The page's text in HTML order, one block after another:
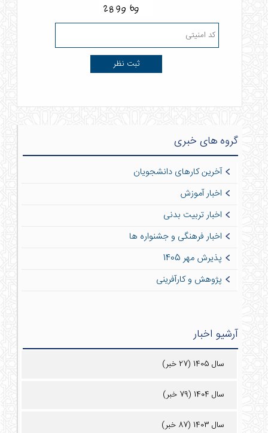
گروه های خبری
آخرین کارهای دانشجویان
اخبار آموزش
اخبار تربیت بدنی
اخبار فرهنگی و جشنواره ها
پذیرش مهر 1405
پژوهش و کارآفرینی
آرشیو اخبار
سال 1405 (27 خبر)
سال 1404 (79 خبر)
سال 1403 (87 خبر)